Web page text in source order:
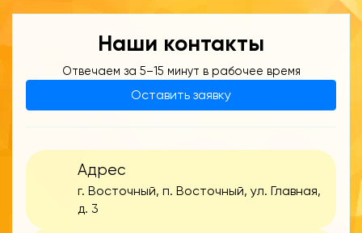
Наши контакты
Отвечаем за 5–15 минут в рабочее время
Оставить заявку
Адрес
г. Восточный, п. Восточный, ул. Главная,
д. 3